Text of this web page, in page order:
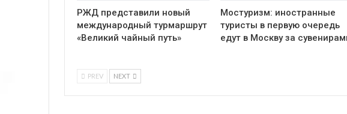
РЖД представили новый
международный турмаршрут
«Великий чайный путь»
Мостуризм: иностранные
туристы в первую очередь
едут в Москву за
PREV NEXT